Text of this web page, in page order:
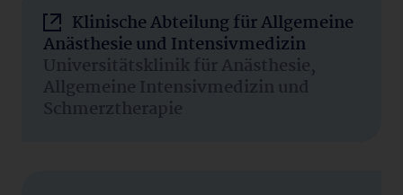
Klinische Abteilung für Allgemeine
Anästhesie und Intensivmedizin
Universitätsklinik für Anästhesie,
Allgemeine Intensivmedizin und
Schmerztherapie